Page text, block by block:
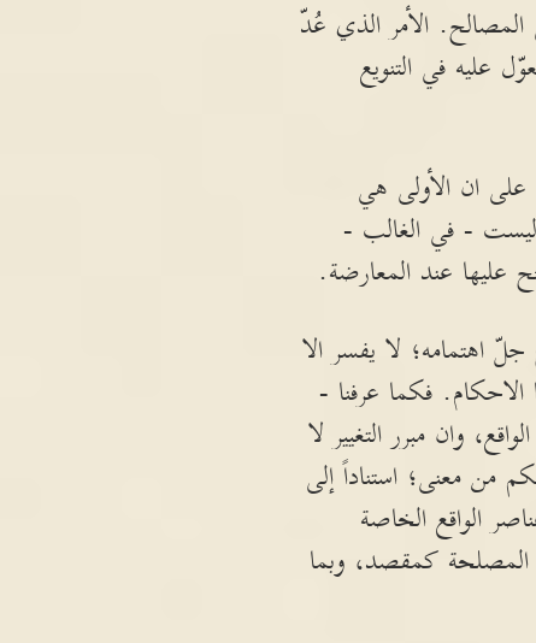
المصالح. الأمر الذي عُدّ
في التنويع
على ان الأولى هي
ليست - في الغالب -
عليها عند المعارضة.
جلّ اهتمامه؛ لا يفسر الا
فكما عرفنا -
وان مبرر التغيير لا
من معنى؛ استناداً إلى
الواقع الخاصة
المصلحة كمقصد، وبما